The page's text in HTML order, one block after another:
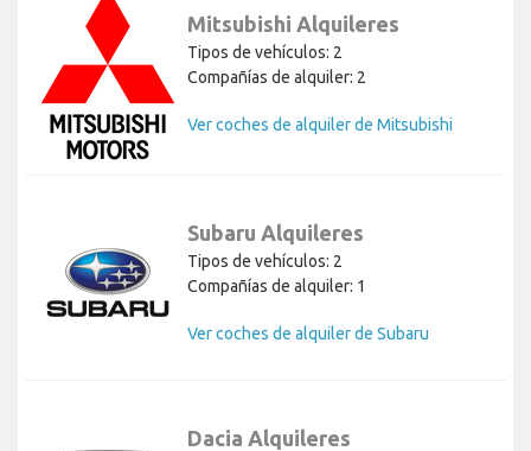
Mitsubishi Alquileres
Tipos de vehículos: 2
Compañías de alquiler: 2
Ver coches de alquiler de Mitsubishi
Subaru Alquileres
Tipos de vehículos: 2
Compañías de alquiler: 1
Ver coches de alquiler de Subaru
Dacia Alquileres